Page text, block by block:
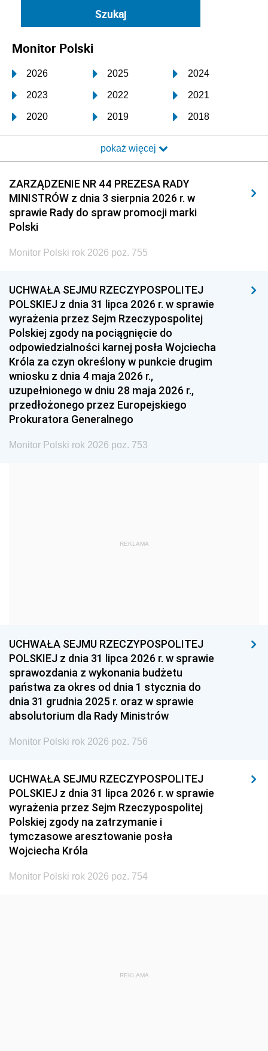
Monitor Polski
2026 2025 2024
2023 2022 2021
2020 2019 2018
2017 2016 2015
2014 2013 2012
2011 2010 2009
2008 2007 2006
2005
1996 1995 1994
1993 1992 1991
1990 1989
1987 1986 1985
1984 1983
1981 1980 1979
1978 1977
1975 1974
1959
1939 1938 1937
1936 1930
pokaż więcej
ZARZĄDZENIE NR 44 PREZESA RADY
MINISTRÓW z dnia 3 sierpnia 2026 r. w
sprawie Rady do spraw promocji marki
Polski
Monitor Polski rok 2026 poz. 755
UCHWAŁA SEJMU RZECZYPOSPOLITEJ
POLSKIEJ z dnia 31 lipca 2026 r. w sprawie
wyrażenia przez Sejm Rzeczypospolitej
Polskiej zgody na pociągnięcie do
odpowiedzialności karnej posła Wojciecha
Króla za czyn określony w punkcie drugim
wniosku z dnia 4 maja 2026 r.,
uzupełnionego w dniu 28 maja 2026 r.,
przedłożonego przez Europejskiego
Prokuratora Generalnego
Monitor Polski rok 2026 poz. 753
REKLAMA
UCHWAŁA SEJMU RZECZYPOSPOLITEJ
POLSKIEJ z dnia 31 lipca 2026 r. w sprawie
sprawozdania z wykonania budżetu
państwa za okres od dnia 1 stycznia do
dnia 31 grudnia 2025 r. oraz w sprawie
absolutorium dla Rady Ministrów
Monitor Polski rok 2026 poz. 756
UCHWAŁA SEJMU RZECZYPOSPOLITEJ
POLSKIEJ z dnia 31 lipca 2026 r. w sprawie
wyrażenia przez Sejm Rzeczypospolitej
Polskiej zgody na zatrzymanie i
tymczasowe aresztowanie posła
Wojciecha Króla
Monitor Polski rok 2026 poz. 754
REKLAMA